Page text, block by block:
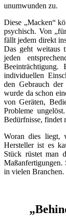
unumwunden zu.
Diese „Macken“
psychisch. Von
fällt jedem direkt
Das geht weitaus
jeden
individuellen
den Gebrauch
wurde da schon
von Geräten,
Probleme
Bedürfnisse, findet
Woran dies liegt,
Hersteller ist es
Stück rüstet man
Maßanfertigungen.
in vielen Branchen.